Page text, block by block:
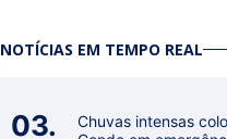
NOTÍCIAS EM TEMPO REAL
03.
Chuvas intensas